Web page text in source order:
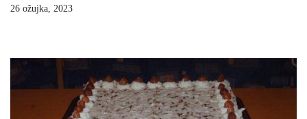
26 ožujka, 2023